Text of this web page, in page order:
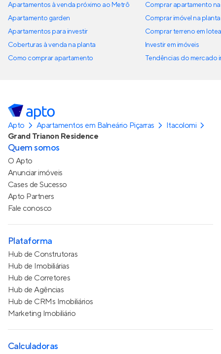
Apartamentos à venda próximo ao Metrô
Apartamento garden
Apartamentos para investir
Coberturas à venda na planta
Como comprar apartamento
Comprar apartamento
Comprar imóvel na planta
Comprar terreno em
Investir em imóveis
Tendências do mercado
Apto Apartamentos em Balneário Piçarras
Itacolomi
Grand Trianon Residence
Quem somos
O Apto
Anunciar imóveis
Cases de Sucesso
Apto Partners
Fale conosco
Plataforma
Hub de Construtoras
Hub de Imobiliárias
Hub de Corretores
Hub de Agências
Hub de CRMs Imobiliários
Marketing Imobiliário
Calculadoras